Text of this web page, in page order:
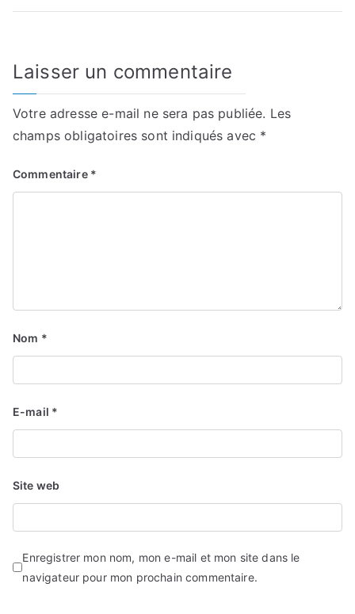
Laisser un commentaire
Votre adresse e-mail ne sera pas publiée. Les
champs obligatoires sont indiqués avec *
Commentaire *
Nom *
E-mail *
Site web
Enregistrer mon nom, mon e-mail et mon site dans le
navigateur pour mon prochain commentaire.